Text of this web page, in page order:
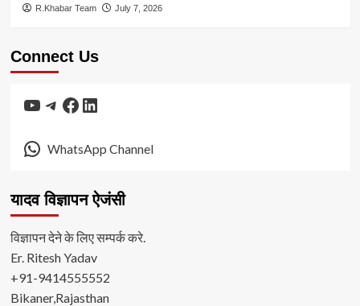
R.Khabar Team July 7, 2026
Connect Us
YouTube
Telegram
Facebook
LinkedIn
WhatsApp Channel
यादव विज्ञापन ऐजंसी
विज्ञापन देने के लिए सम्पर्क करे.
Er. Ritesh Yadav
+91-9414555552
Bikaner,Rajasthan